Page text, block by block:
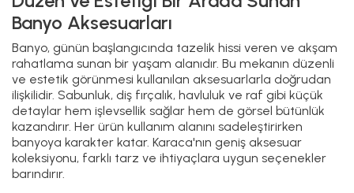
Banyo Aksesuarları
Banyo, günün başlangıcında tazelik hissi veren ve akşam
rahatlama sunan bir yaşam alanıdır. Bu mekanın düzenli
ve estetik görünmesi kullanılan aksesuarlarla doğrudan
ilişkilidir. Sabunluk, diş fırçalık, havluluk ve raf gibi küçük
detaylar hem işlevsellik sağlar hem de görsel bütünlük
kazandırır. Her ürün kullanım alanını sadeleştirirken
banyoya karakter katar. Karaca'nın geniş aksesuar
koleksiyonu, farklı tarz ve ihtiyaçlara uygun seçenekler
barındırır.